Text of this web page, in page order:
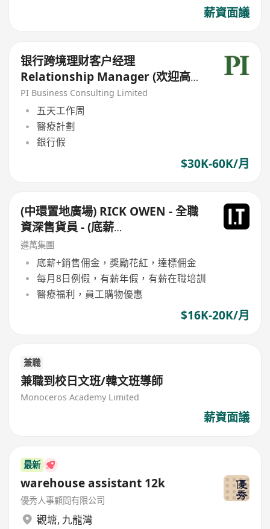
薪資面議
银行跨境理财客户经理
Relationship Manager (欢迎高
才/优才/IANG/受养人;可转正/续
签）
PI Business Consulting Limited
五天工作周
醫療計劃
銀行假
$30K-60K/月
(中環置地廣場) RICK OWEN - 全職
資深售貨員 - (底薪
$16,500-$17,500+佣+勤工$500)
+每月8日例假
遵萬集團
底薪+銷售佣金，獎勵花紅，達標佣金
每月8日例假，有薪年假，有薪在職培訓
醫療福利，員工購物優惠
$16K-20K/月
兼職
兼職到校日文班/韓文班導師
Monoceros Academy Limited
薪資面議
最新
warehouse assistant 12k
優秀人事顧問有限公司
觀塘, 九龍灣